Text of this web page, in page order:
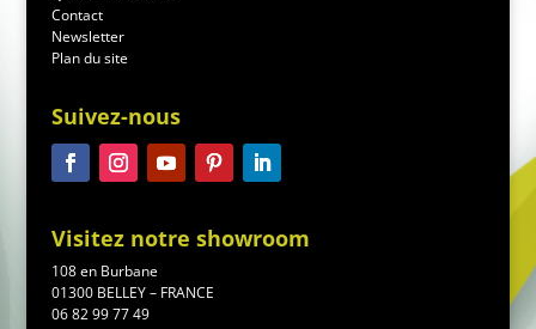
Contact
Newsletter
Plan du site
Suivez-nous
Visitez notre showroom
108 en Burbane
01300 BELLEY – FRANCE
06 82 99 77 49